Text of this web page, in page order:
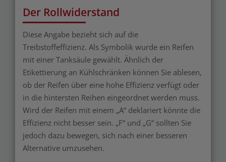
Der Rollwiderstand
Diese Angabe bezieht sich auf die
Treibstoffeffizienz. Als Symbolik wurde ein Reifen
mit einer Tanksäule gewählt. Ähnlich der
Etikettierung an Kühlschränken können Sie ablesen,
ob der Reifen über eine hohe Effizienz verfügt oder
in die hintersten Reihen eingeordnet werden muss.
Wird der Reifen mit einem „A“ deklariert könnte die
Effizienz nicht besser sein. „F“ und „G“ sollten Sie
jedoch dazu bewegen, sich nach einer besseren
Alternative umzusehen.